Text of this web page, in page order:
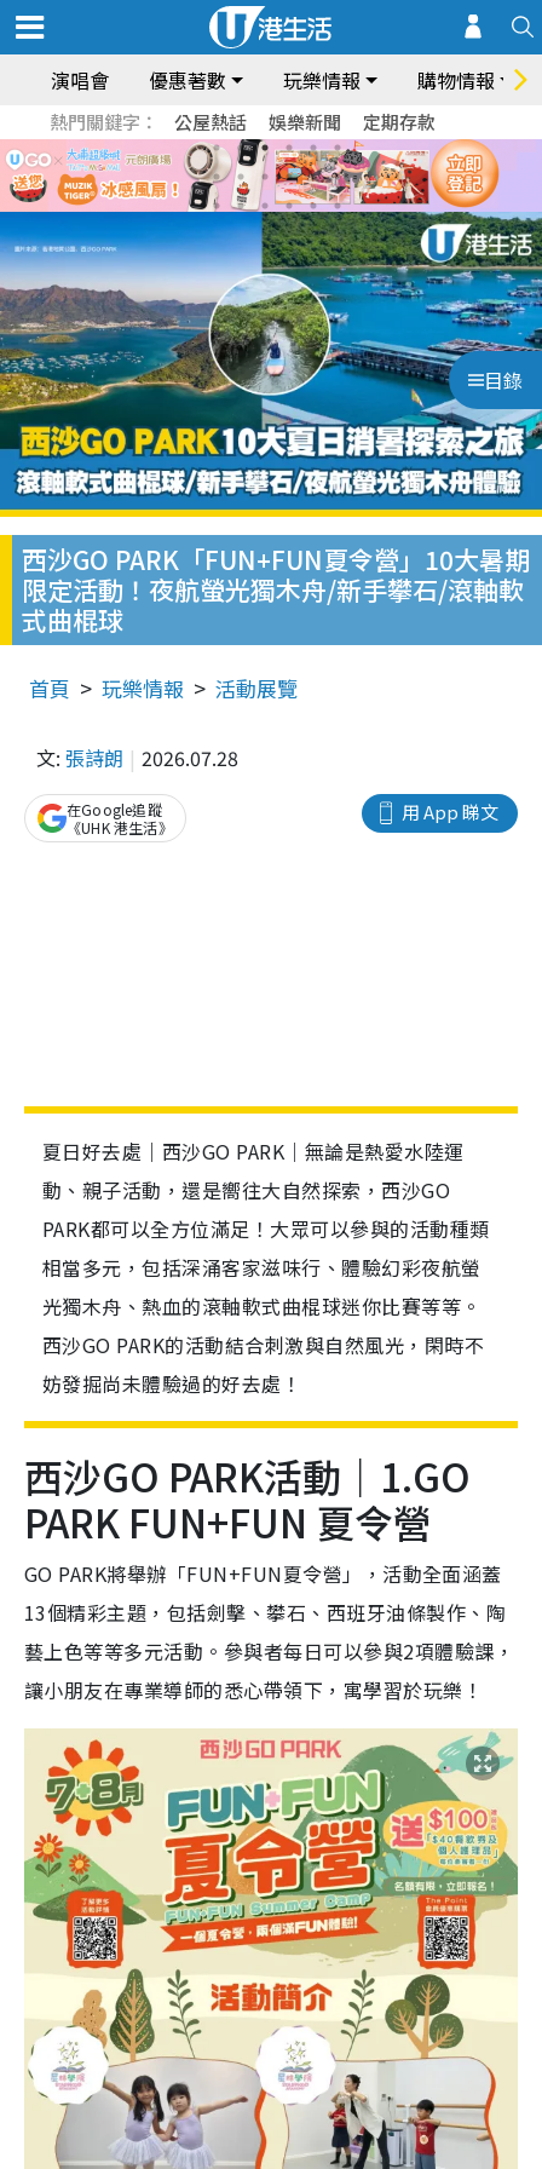
演唱會 優惠著數 玩樂情報 購物情報
熱門關鍵字： 公屋熱話 娛樂新聞 定期存款
目錄
西沙GO PARK「FUN+FUN夏令營」10大暑期
限定活動！夜航螢光獨木舟/新手攀石/滾軸軟
式曲棍球
首頁 玩樂情報 活動展覽
文: 張詩朗 2026.07.28
用 App 睇文
在Google追蹤
《UHK 港生活》
夏日好去處｜西沙GO PARK｜無論是熱愛水陸運
動、親子活動，還是嚮往大自然探索，西沙GO
PARK都可以全方位滿足！大眾可以參與的活動種類
相當多元，包括深涌客家滋味行、體驗幻彩夜航螢
光獨木舟、熱血的滾軸軟式曲棍球迷你比賽等等。
西沙GO PARK的活動結合刺激與自然風光，閑時不
妨發掘尚未體驗過的好去處！
西沙GO PARK活動｜1.GO
PARK FUN+FUN 夏令營
GO PARK將舉辦「FUN+FUN夏令營」，活動全面涵蓋
13個精彩主題，包括劍擊、攀石、西班牙油條製作、陶
藝上色等等多元活動。參與者每日可以參與2項體驗課，
讓小朋友在專業導師的悉心帶領下，寓學習於玩樂！